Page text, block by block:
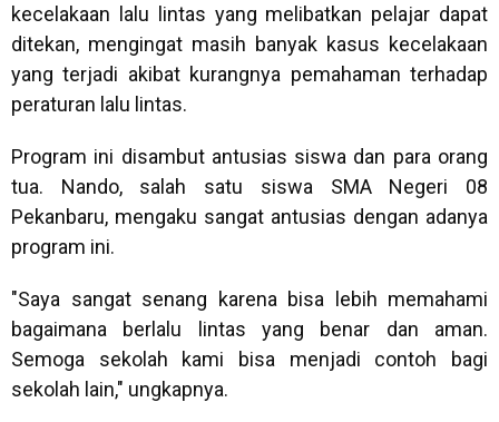
kecelakaan lalu lintas yang melibatkan pelajar dapat
ditekan, mengingat masih banyak kasus kecelakaan
yang terjadi akibat kurangnya pemahaman terhadap
peraturan lalu lintas.
Program ini disambut antusias siswa dan para orang
tua. Nando, salah satu siswa SMA Negeri 08
Pekanbaru, mengaku sangat antusias dengan adanya
program ini.
"Saya sangat senang karena bisa lebih memahami
bagaimana berlalu lintas yang benar dan aman.
Semoga sekolah kami bisa menjadi contoh bagi
sekolah lain," ungkapnya.